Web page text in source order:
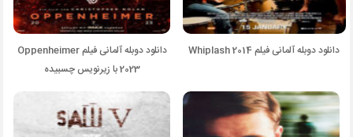
دانلود دوبله آلمانی فیلم Whiplash 2014
دانلود دوبله آلمانی فیلم Oppenheimer
2023 با زیرنویس چسبیده